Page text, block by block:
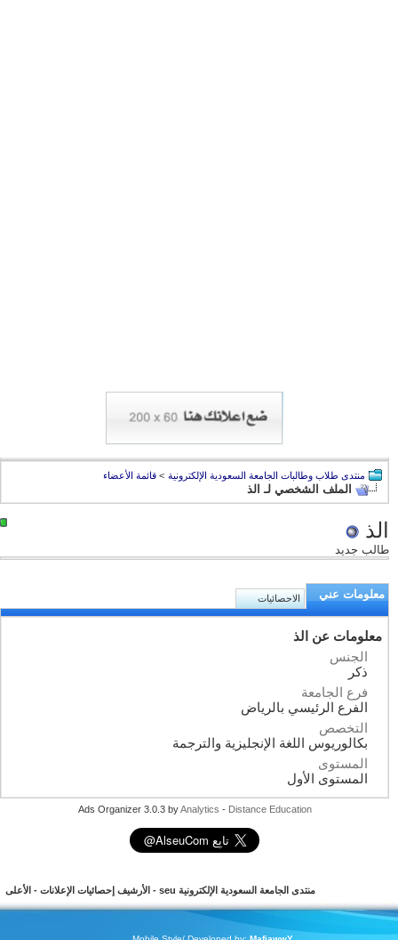
منتدى طلاب وطالبات الجامعة السعودية الإلكترونية > قائمة الأعضاء
الملف الشخصي لـ الذ
الذ
طالب جديد
معلومات عني الاحصائيات
معلومات عن الذ
الجنس
ذكر
فرع الجامعة
الفرع الرئيسي بالرياض
التخصص
بكالوريوس اللغة الإنجليزية والترجمة
المستوى
المستوى الأول
Ads Organizer 3.0.3 byAnalytics -Distance Education
منتدى الجامعة السعودية الإلكترونية seu - الأرشيف إحصائيات الإعلانات- الأعلى